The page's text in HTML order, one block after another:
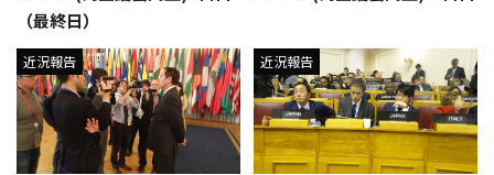
（最終日）
近況報告 近況報告